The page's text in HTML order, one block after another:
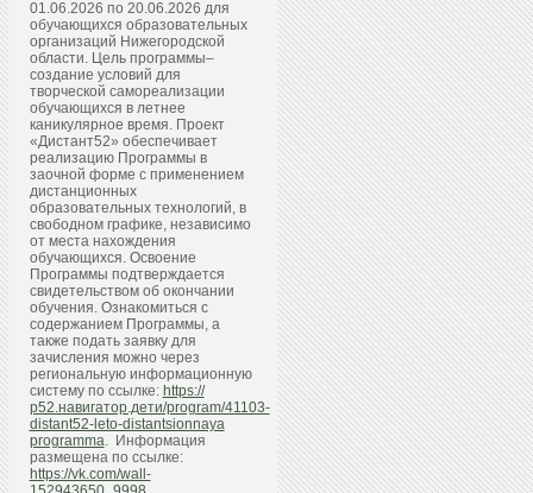
01.06.2026 по 20.06.2026 для
обучающихся образовательных
организаций Нижегородской
области. Цель программы–
создание условий для
творческой самореализации
обучающихся в летнее
каникулярное время. Проект
«Дистант52» обеспечивает
реализацию Программы в
заочной форме с применением
дистанционных
образовательных технологий, в
свободном графике, независимо
от места нахождения
обучающихся. Освоение
Программы подтверждается
свидетельством об окончании
обучения. Ознакомиться с
содержанием Программы, а
также подать заявку для
зачисления можно через
региональную информационную
систему по ссылке: https://
р52.навигатор.дети/program/41103-
distant52-leto-distantsionnaya
programma. Информация
размещена по ссылке:
https://vk.com/wall-